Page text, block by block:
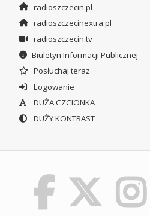
radioszczecin.pl
radioszczecinextra.pl
radioszczecin.tv
Biuletyn Informacji Publicznej
Posłuchaj teraz
Logowanie
DUŻA CZCIONKA
DUŻY KONTRAST